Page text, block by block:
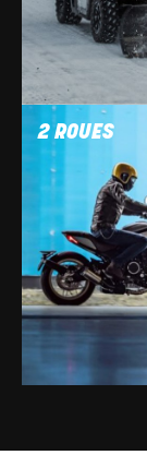
2 ROUES